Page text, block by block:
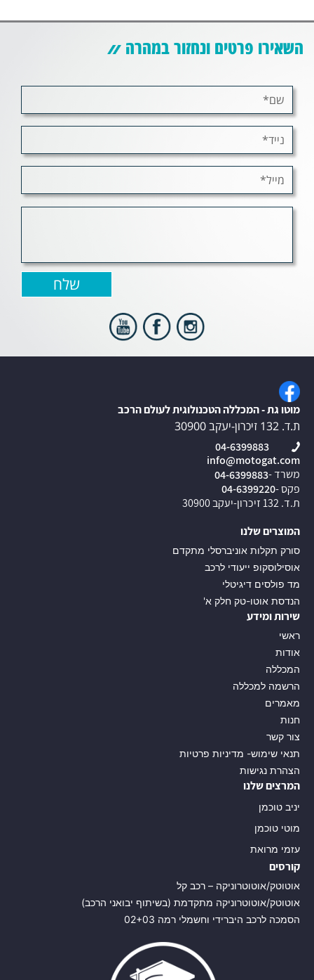
השאירו פרטים ונחזור במהרה
מוטו גת - המכללה הטכנולוגית לעולם הרכב
ת.ד. 132 זיכרון-יעקב 30900
04-6399883
info@motogat.com
משרד -04-6399883
פקס -04-6399220
ת.ד. 132 זיכרון-יעקב 30900
המוצרים שלנו
סורק תקלות אוניברסלי מתקדם
אוסילוסקופ ייעודי לרכב
מד פולסים דיגיטלי
הנדסת אוטו-טק חלק א'
שירות ומידע
ראשי
אודות
המכללה
הרשמה למכללה
מאמרים
חנות
צור קשר
תנאי שימוש- מדיניות פרטיות
הצהרת נגישות
המרצים שלנו
יניב טוכמן
מוטי טוכמן
עזמי מרואת
קורסים
אוטוטק/אוטוטרוניקה – רכב קל
אוטוטק/אוטוטרוניקה מתקדמת (בשיתוף יבואני הרכב)
הסמכה לרכב היברידי וחשמלי רמה 02+03